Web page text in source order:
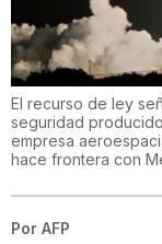
El recurso de ley
seguridad
empresa
hace frontera con
Por AFP